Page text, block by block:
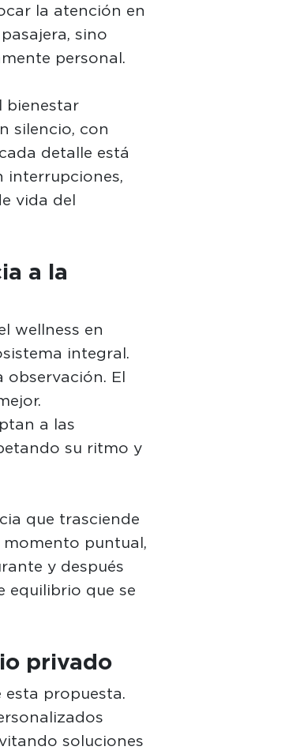
la atención en
sino
personal.
bienestar
silencio, con
detalle está
interrupciones,
vida del
a la
wellness en
integral.
observación. El
a las
su ritmo y
que trasciende
momento puntual,
y después
equilibrio que se
privado
esta propuesta.
soluciones